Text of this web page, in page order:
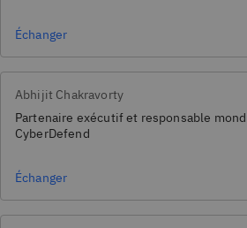
Échanger
Abhijit Chakravorty
Partenaire exécutif et responsable
CyberDefend
Échanger